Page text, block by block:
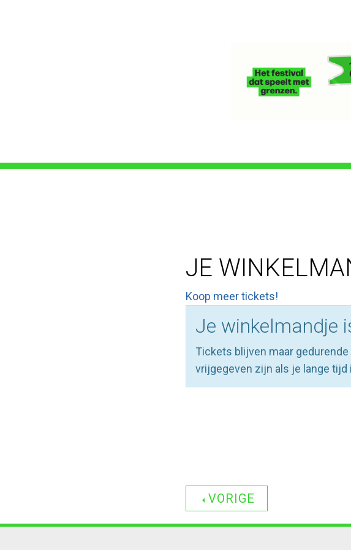
JE
Koop meer tickets!
Je winkelmandje
Tickets blijven maar
vrijgegeven zijn als je lange tijd
VORIGE